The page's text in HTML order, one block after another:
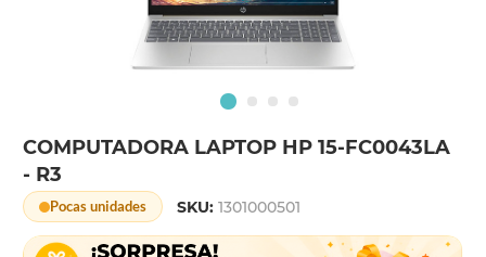
COMPUTADORA LAPTOP HP 15-FC0043LA
- R3
Pocas unidades SKU:1301000501